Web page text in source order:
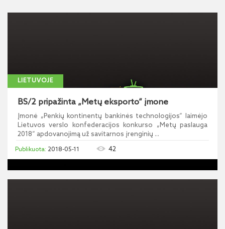
LIETUVOJE
BS/2 pripažinta „Metų eksporto“ įmone
Įmonė „Penkių kontinentų bankinės technologijos“ laimėjo
Lietuvos verslo konfederacijos konkurso „Metų paslauga
2018“ apdovanojimą už savitarnos įrenginių ...
2018-05-11 42